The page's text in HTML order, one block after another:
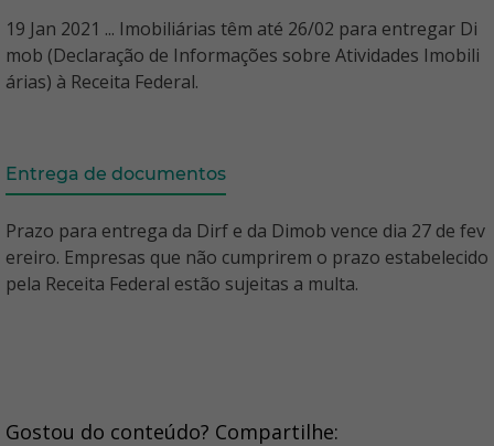
19 Jan 2021 ... Imobiliárias têm até 26/02 para entregar Di
mob (Declaração de Informações sobre Atividades Imobili
árias) à Receita Federal.
Entrega de documentos
Prazo para entrega da Dirf e da Dimob vence dia 27 de fev
ereiro. Empresas que não cumprirem o prazo estabelecido
pela Receita Federal estão sujeitas a multa.
Gostou do conteúdo? Compartilhe: